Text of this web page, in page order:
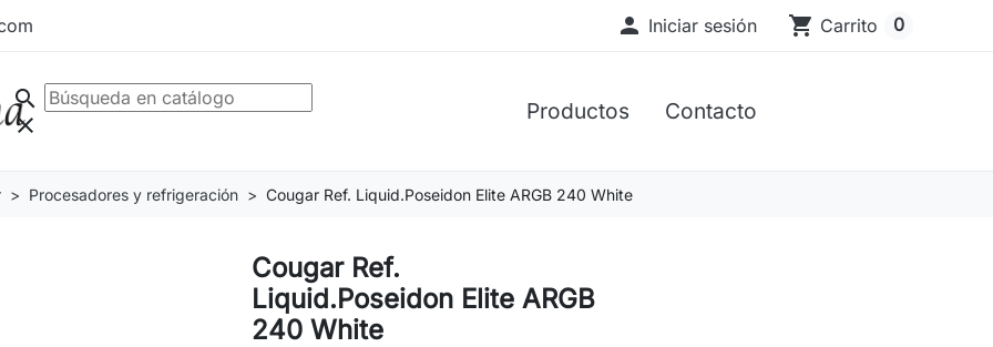
 Iniciar sesión shopping_cart Carrito 0
Productos Contacto
search
clear
Procesadores y refrigeración Cougar Ref. Liquid.Poseidon Elite ARGB 240 White
Cougar Ref.
Liquid.Poseidon Elite ARGB
240 White